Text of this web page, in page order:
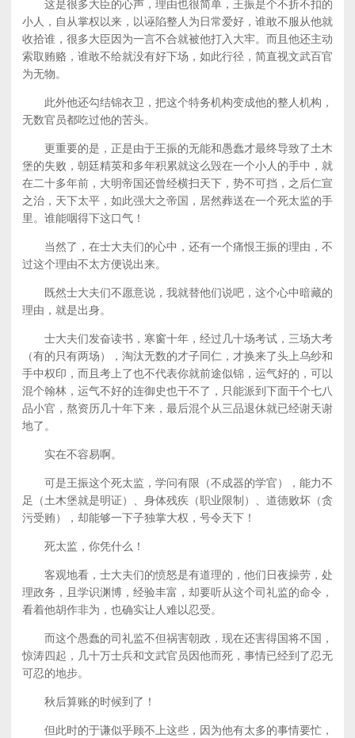
这是很多大臣的心声，理由也很简单，王振是个不折不扣的
小人，自从掌权以来，以诬陷整人为日常爱好，谁敢不服从他就
收拾谁，很多大臣因为一言不合就被他打入大牢。而且他还主动
索取贿赂，谁敢不给就没有好下场，如此行径，简直视文武百官
为无物。
此外他还勾结锦衣卫，把这个特务机构变成他的整人机构，
无数官员都吃过他的苦头。
更重要的是，正是由于王振的无能和愚蠢才最终导致了土木
堡的失败，朝廷精英和多年积累就这么毁在一个小人的手中，就
在二十多年前，大明帝国还曾经横扫天下，势不可挡，之后仁宣
之治，天下太平，如此强大之帝国，居然葬送在一个死太监的手
里。谁能咽得下这口气！
当然了，在士大夫们的心中，还有一个痛恨王振的理由，不
过这个理由不太方便说出来。
既然士大夫们不愿意说，我就替他们说吧，这个心中暗藏的
理由，就是出身。
士大夫们发奋读书，寒窗十年，经过几十场考试，三场大考
（有的只有两场），淘汰无数的才子同仁，才换来了头上乌纱和
手中权印，而且考上了也不代表你就前途似锦，运气好的，可以
混个翰林，运气不好的连御史也干不了，只能派到下面干个七八
品小官，熬资历几十年下来，最后混个从三品退休就已经谢天谢
地了。
实在不容易啊。
可是王振这个死太监，学问有限（不成器的学官），能力不
足（土木堡就是明证）、身体残疾（职业限制）、道德败坏（贪
污受贿），却能够一下子独掌大权，号令天下！
死太监，你凭什么！
客观地看，士大夫们的愤怒是有道理的，他们日夜操劳，处
理政务，且学识渊博，经验丰富，却要听从这个司礼监的命令，
看着他胡作非为，也确实让人难以忍受。
而这个愚蠢的司礼监不但祸害朝政，现在还害得国将不国，
惊涛四起，几十万士兵和文武官员因他而死，事情已经到了忍无
可忍的地步。
秋后算账的时候到了！
但此时的于谦似乎顾不上这些，因为他有太多的事情要忙，